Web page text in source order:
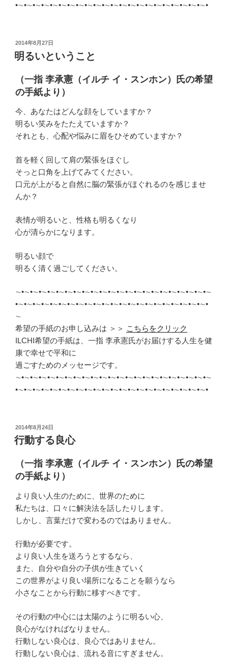
•∼•∼•∼•∼•∼•∼•∼•∼•∼•∼•∼•∼•∼•∼•∼•∼•∼•∼•∼•∼•∼•∼•
投
稿
日:
2014年8月27日
明るいということ
（一指 李承憲（イルチ イ・スンホン）氏の希望
の手紙より）
今、あなたはどんな顔をしていますか？
明るい笑みをたたえていますか？
それとも、心配や悩みに眉をひそめていますか？
首を軽く回して肩の緊張をほぐし
そっと口角を上げてみてください。
口元が上がると自然に脳の緊張がほぐれるのを感じませ
んか？
表情が明るいと、性格も明るくなり
心が清らかになります。
明るい顔で
明るく清く過ごしてください。
∼•∼•∼•∼•∼•∼•∼•∼•∼•∼•∼•∼•∼•∼•∼•∼•∼•∼•∼•∼•∼•∼•∼
•∼•∼•∼•∼•∼•∼•∼•∼•∼•∼•∼•∼•∼•∼•∼•∼•∼•∼•∼•∼•∼•∼•
∼
希望の手紙のお申し込みは ＞＞ こちらをクリック
ILCHI希望の手紙は、一指 李承憲氏がお届けする人生を健
康で幸せで平和に
過ごすためのメッセージです。
∼•∼•∼•∼•∼•∼•∼•∼•∼•∼•∼•∼•∼•∼•∼•∼•∼•∼•∼•∼•∼•∼•∼
•∼•∼•∼•∼•∼•∼•∼•∼•∼•∼•∼•∼•∼•∼•∼•∼•∼•∼•∼•∼•∼•∼•
投
稿
日:
2014年8月24日
行動する良心
（一指 李承憲（イルチ イ・スンホン）氏の希望
の手紙より）
より良い人生のために、世界のために
私たちは、口々に解決法を話したりします。
しかし、言葉だけで変わるのではありません。
行動が必要です。
より良い人生を送ろうとするなら、
また、自分や自分の子供が生きていく
この世界がより良い場所になることを願うなら
小さなことから行動に移すべきです。
その行動の中心には太陽のように明るい心、
良心がなければなりません。
行動しない良心は、良心ではありません。
行動しない良心は、流れる音にすぎません。